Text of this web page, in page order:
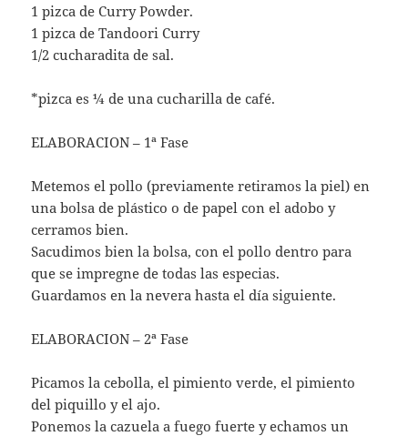
1 pizca de Curry Powder.
1 pizca de Tandoori Curry
1/2 cucharadita de sal.
*pizca es ¼ de una cucharilla de café.
ELABORACION – 1ª Fase
Metemos el pollo (previamente retiramos la piel) en
una bolsa de plástico o de papel con el adobo y
cerramos bien.
Sacudimos bien la bolsa, con el pollo dentro para
que se impregne de todas las especias.
Guardamos en la nevera hasta el día siguiente.
ELABORACION – 2ª Fase
Picamos la cebolla, el pimiento verde, el pimiento
del piquillo y el ajo.
Ponemos la cazuela a fuego fuerte y echamos un